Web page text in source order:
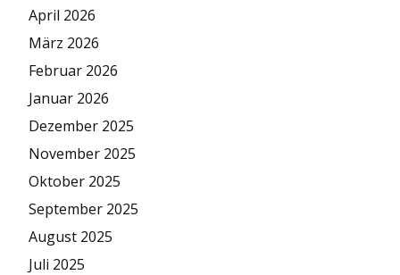
April 2026
März 2026
Februar 2026
Januar 2026
Dezember 2025
November 2025
Oktober 2025
September 2025
August 2025
Juli 2025